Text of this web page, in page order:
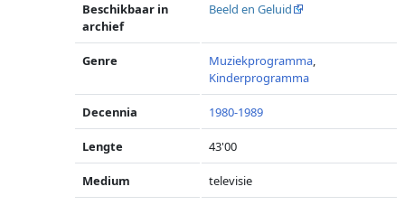
Beschikbaar in
archief
Beeld en Geluid
Genre Muziekprogramma,
Kinderprogramma
Decennia 1980-1989
Lengte 43'00
Medium televisie